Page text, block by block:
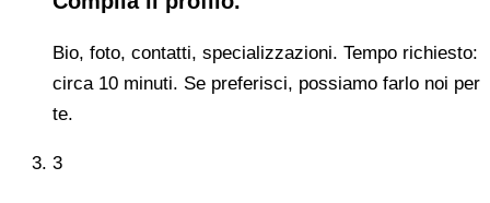
Bio, foto, contatti, specializzazioni. Tempo richiesto:
circa 10 minuti. Se preferisci, possiamo farlo noi per
te.
3